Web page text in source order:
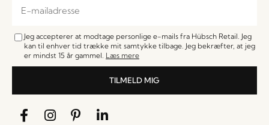
Jeg accepterer at modtage personlige e-mails fra Hübsch Retail. Jeg
kan til enhver tid trække mit samtykke tilbage. Jeg bekræfter, at jeg
er mindst 15 år gammel. Læs mere
TILMELD MIG